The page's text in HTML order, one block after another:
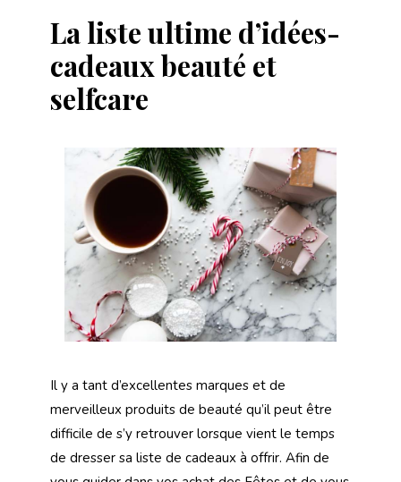
La liste ultime d’idées-
cadeaux beauté et
selfcare
Il y a tant d’excellentes marques et de
merveilleux produits de beauté qu’il peut être
difficile de s’y retrouver lorsque vient le temps
de dresser sa liste de cadeaux à offrir. Afin de